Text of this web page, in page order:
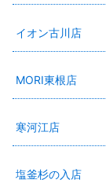
イオン古川店
MORI東根店
寒河江店
塩釜杉の入店